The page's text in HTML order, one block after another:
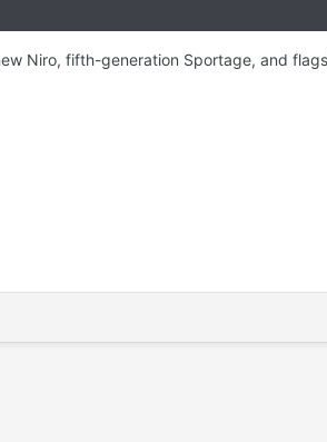
Niro, fifth-generation Sportage, and